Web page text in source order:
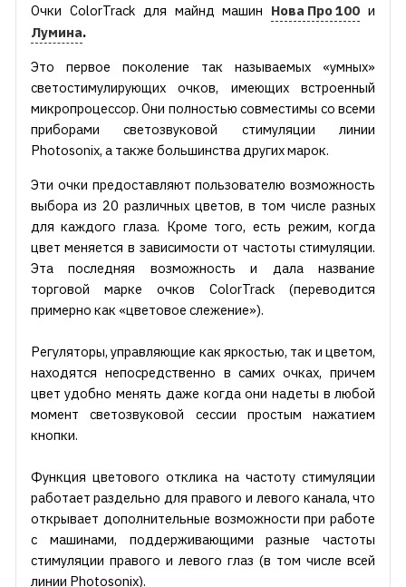
Очки ColorTrack для майнд машин Нова Про 100 и
Лумина.
Это первое поколение так называемых «умных»
светостимулирующих очков, имеющих встроенный
микропроцессор. Они полностью совместимы со всеми
приборами светозвуковой стимуляции линии
Photosonix, а также большинства других марок.
Эти очки предоставляют пользователю возможность
выбора из 20 различных цветов, в том числе разных
для каждого глаза. Кроме того, есть режим, когда
цвет меняется в зависимости от частоты стимуляции.
Эта последняя возможность и дала название
торговой марке очков ColorTrack (переводится
примерно как «цветовое слежение»).
Регуляторы, управляющие как яркостью, так и цветом,
находятся непосредственно в самих очках, причем
цвет удобно менять даже когда они надеты в любой
момент светозвуковой сессии простым нажатием
кнопки.
Функция цветового отклика на частоту стимуляции
работает раздельно для правого и левого канала, что
открывает дополнительные возможности при работе
с машинами, поддерживающими разные частоты
стимуляции правого и левого глаз (в том числе всей
линии Photosonix).